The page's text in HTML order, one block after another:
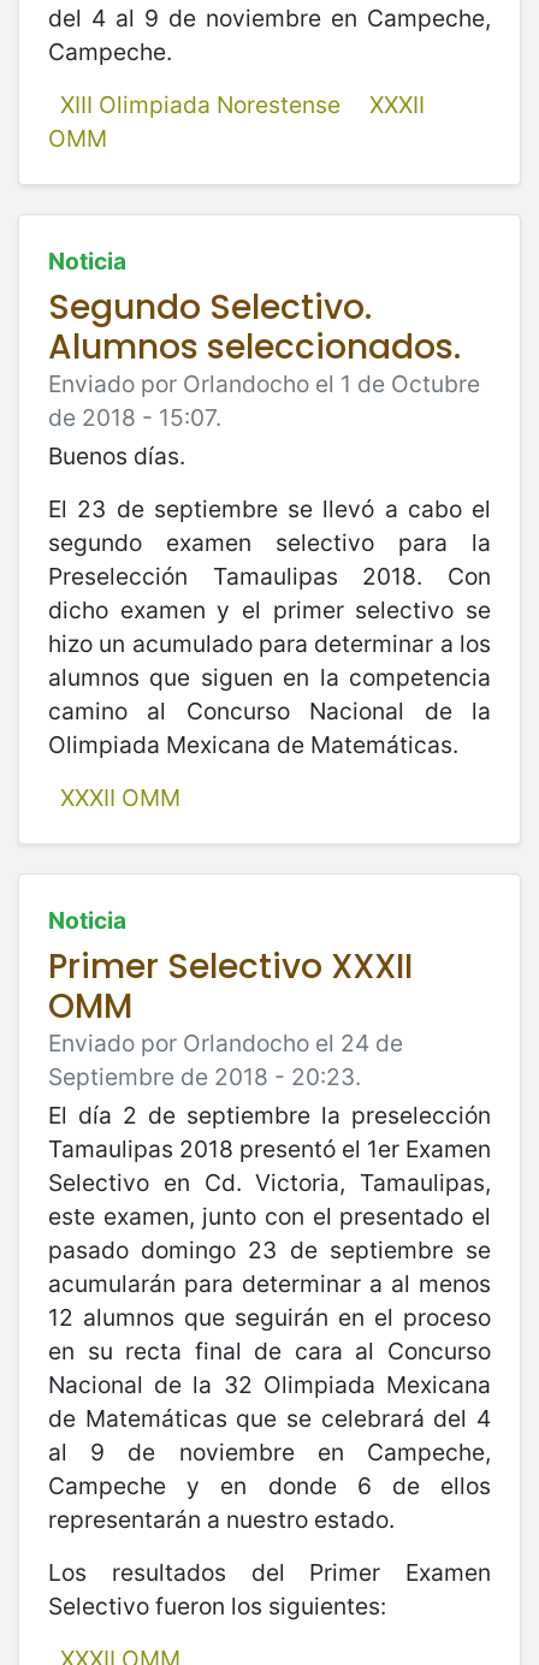
del 4 al 9 de noviembre en Campeche,
Campeche.
XIII Olimpiada Norestense
XXXII
OMM
Noticia
Segundo Selectivo.
Alumnos seleccionados.
Enviado por Orlandocho el 1 de Octubre
de 2018 - 15:07.
Buenos días.
El 23 de septiembre se llevó a cabo el
segundo examen selectivo para la
Preselección Tamaulipas 2018. Con
dicho examen y el primer selectivo se
hizo un acumulado para determinar a los
alumnos que siguen en la competencia
camino al Concurso Nacional de la
Olimpiada Mexicana de Matemáticas.
XXXII OMM
Noticia
Primer Selectivo XXXII
OMM
Enviado por Orlandocho el 24 de
Septiembre de 2018 - 20:23.
El día 2 de septiembre la preselección
Tamaulipas 2018 presentó el 1er Examen
Selectivo en Cd. Victoria, Tamaulipas,
este examen, junto con el presentado el
pasado domingo 23 de septiembre se
acumularán para determinar a al menos
12 alumnos que seguirán en el proceso
en su recta final de cara al Concurso
Nacional de la 32 Olimpiada Mexicana
de Matemáticas que se celebrará del 4
al 9 de noviembre en Campeche,
Campeche y en donde 6 de ellos
representarán a nuestro estado.
Los resultados del Primer Examen
Selectivo fueron los siguientes:
XXXII OMM